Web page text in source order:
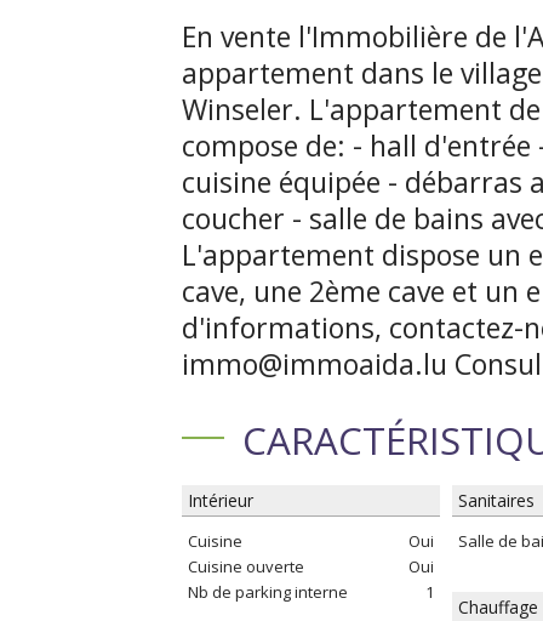
En vente l'Immobilière de
appartement dans le
Winseler. L'appartement
compose de: - hall
cuisine équipée - débarras
coucher - salle de bains
L'appartement dispose un
cave, une 2ème cave et
d'informations, contactez-
immo@immoaida.lu
Intérieur
Cuisine
Oui
Cuisine ouverte
Oui
Nb de parking interne
1
Sanitaires
Salle de